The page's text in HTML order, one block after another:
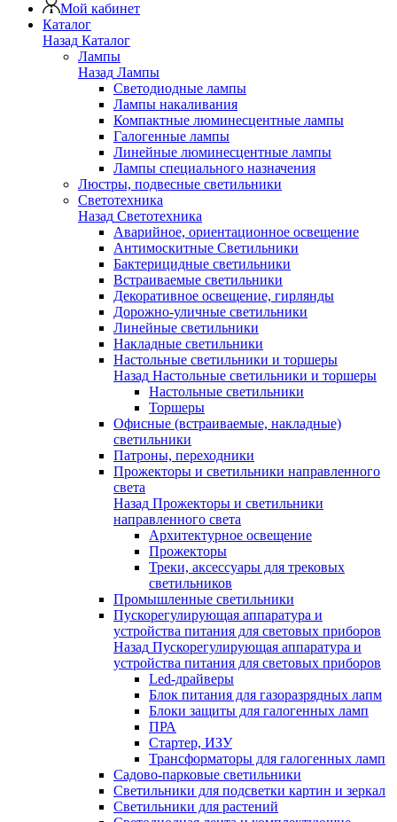
Мой кабинет
Каталог
Назад Каталог
Лампы
Назад Лампы
Светодиодные лампы
Лампы накаливания
Компактные люминесцентные лампы
Галогенные лампы
Линейные люминесцентные лампы
Лампы специального назначения
Люстры, подвесные светильники
Светотехника
Назад Светотехника
Аварийное, ориентационное освещение
Антимоскитные Светильники
Бактерицидные светильники
Встраиваемые светильники
Декоративное освещение, гирлянды
Дорожно-уличные светильники
Линейные светильники
Накладные светильники
Настольные светильники и торшеры
Назад Настольные светильники и торшеры
Настольные светильники
Торшеры
Офисные (встраиваемые, накладные)
светильники
Патроны, переходники
Прожекторы и светильники направленного
света
Назад Прожекторы и светильники
направленного света
Архитектурное освещение
Прожекторы
Треки, аксессуары для трековых
светильников
Промышленные светильники
Пускорегулирующая аппаратура и
устройства питания для световых приборов
Назад Пускорегулирующая аппаратура и
устройства питания для световых приборов
Led-драйверы
Блок питания для газоразрядных лапм
Блоки защиты для галогенных ламп
ПРА
Стартер, ИЗУ
Трансформаторы для галогенных ламп
Садово-парковые светильники
Светильники для подсветки картин и зеркал
Светильники для растений